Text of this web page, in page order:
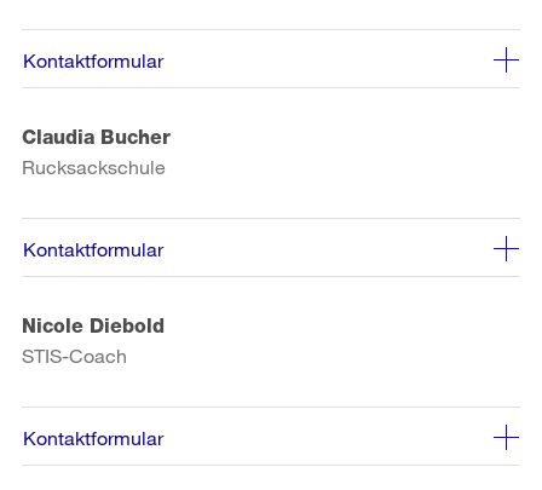
Kontaktformular
Claudia Bucher
Rucksackschule
Kontaktformular
Nicole Diebold
STIS-Coach
Kontaktformular